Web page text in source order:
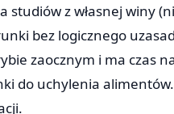
studiów z własnej winy
bez logicznego
zaocznym i ma czas
do uchylenia